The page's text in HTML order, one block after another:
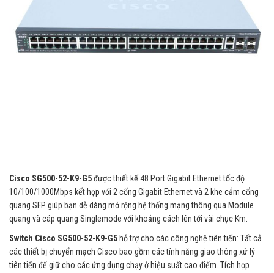
Cisco SG500-52-K9-G5được thiết kế 48 Port Gigabit Ethernet tốc độ
10/100/1000Mbps kết hợp với 2 cổng Gigabit Ethernet và 2 khe cắm cổng
quang SFP giúp bạn dễ dàng mở rộng hệ thống mạng thông qua Module
quang và cáp quang Singlemode với khoảng cách lên tới vài chục Km.
Switch Cisco SG500-52-K9-G5 hỗ trợ cho các công nghệ tiên tiến: Tất cả
các thiết bị chuyển mạch Cisco bao gồm các tính năng giao thông xử lý
tiên tiến để giữ cho các ứng dụng chạy ở hiệu suất cao điểm. Tích hợp